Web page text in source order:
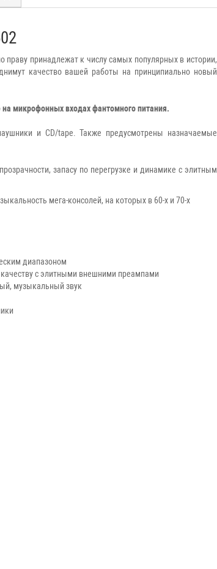
принадлежат к числу самых популярных в истории,
качество вашей работы на принципиально новый
микрофонных входах фантомного питания.
и CD/tape. Также предусмотрены назначаемые
запасу по перегрузке и динамике c элитным
мега-консолей, на которых в 60-х и 70-х
диапазоном
с элитными внешними преампами
музыкальный звук